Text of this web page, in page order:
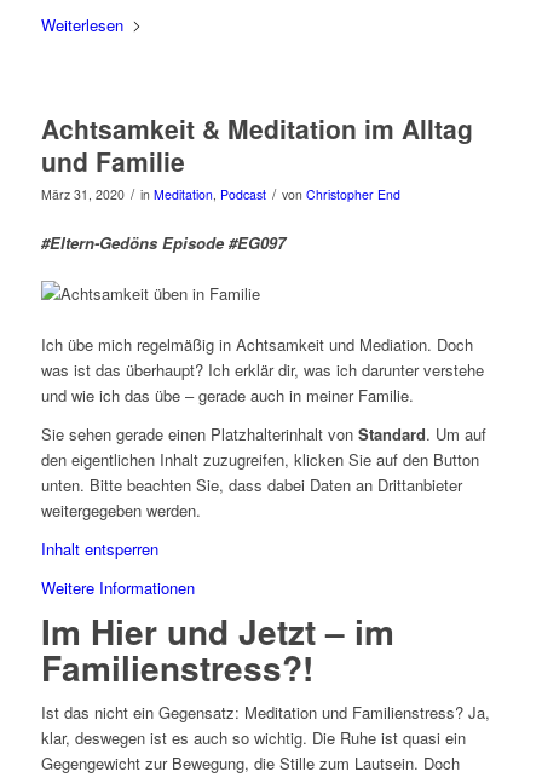
Weiterlesen
Achtsamkeit & Meditation im Alltag
und Familie
März 31, 2020 / in Meditation, Podcast / von Christopher End
#Eltern-Gedöns Episode #EG097
Ich übe mich regelmäßig in Achtsamkeit und Mediation. Doch
was ist das überhaupt? Ich erklär dir, was ich darunter verstehe
und wie ich das übe – gerade auch in meiner Familie.
Sie sehen gerade einen Platzhalterinhalt von Standard. Um auf
den eigentlichen Inhalt zuzugreifen, klicken Sie auf den Button
unten. Bitte beachten Sie, dass dabei Daten an Drittanbieter
weitergegeben werden.
Inhalt entsperren
Weitere Informationen
Im Hier und Jetzt – im
Familienstress?!
Ist das nicht ein Gegensatz: Meditation und Familienstress? Ja,
klar, deswegen ist es auch so wichtig. Die Ruhe ist quasi ein
Gegengewicht zur Bewegung, die Stille zum Lautsein. Doch